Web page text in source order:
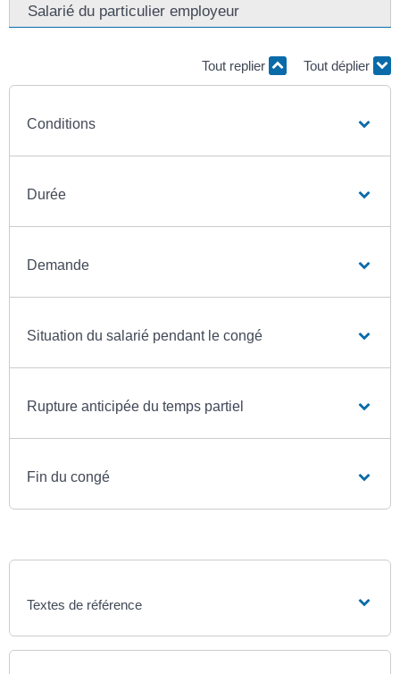
Salarié du particulier employeur
Tout replier Tout déplier
Conditions
Durée
Demande
Situation du salarié pendant le congé
Rupture anticipée du temps partiel
Fin du congé
Textes de référence